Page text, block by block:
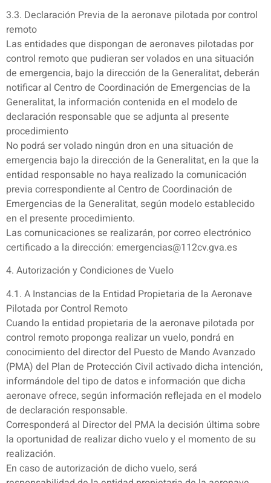
3.3. Declaración Previa de la aeronave pilotada por control
remoto
Las entidades que dispongan de aeronaves pilotadas por
control remoto que pudieran ser volados en una situación
de emergencia, bajo la dirección de la Generalitat, deberán
notificar al Centro de Coordinación de Emergencias de la
Generalitat, la información contenida en el modelo de
declaración responsable que se adjunta al presente
procedimiento
No podrá ser volado ningún dron en una situación de
emergencia bajo la dirección de la Generalitat, en la que la
entidad responsable no haya realizado la comunicación
previa correspondiente al Centro de Coordinación de
Emergencias de la Generalitat, según modelo establecido
en el presente procedimiento.
Las comunicaciones se realizarán, por correo electrónico
certificado a la dirección: emergencias@112cv.gva.es
4. Autorización y Condiciones de Vuelo
4.1. A Instancias de la Entidad Propietaria de la Aeronave
Pilotada por Control Remoto
Cuando la entidad propietaria de la aeronave pilotada por
control remoto proponga realizar un vuelo, pondrá en
conocimiento del director del Puesto de Mando Avanzado
(PMA) del Plan de Protección Civil activado dicha intención,
informándole del tipo de datos e información que dicha
aeronave ofrece, según información reflejada en el modelo
de declaración responsable.
Corresponderá al Director del PMA la decisión última sobre
la oportunidad de realizar dicho vuelo y el momento de su
realización.
En caso de autorización de dicho vuelo, será